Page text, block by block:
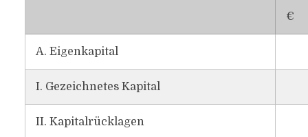
€
A. Eigenkapital
I. Gezeichnetes Kapital
II. Kapitalrücklagen